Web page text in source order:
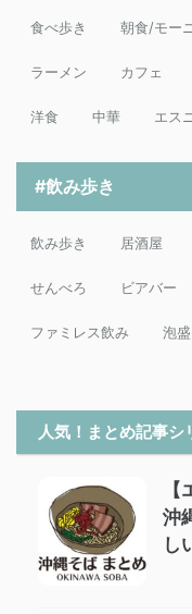
食べ歩き 朝食/モー
ラーメン カフェ
洋食 中華 エス
#飲み歩き
飲み歩き 居酒屋
せんべろ ビアバー
ファミレス飲み 泡盛
人気！まとめ記事シ
沖
し